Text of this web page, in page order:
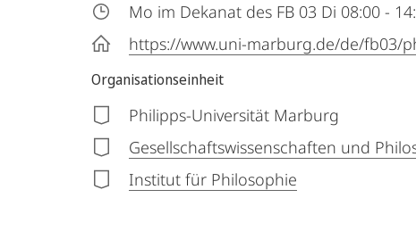
Mo im Dekanat des FB 03 Di 08:00 -
https://www.uni-marburg.de/de/fb03/
Organisationseinheit
Philipps-Universität Marburg
Gesellschaftswissenschaften und
Institut für Philosophie